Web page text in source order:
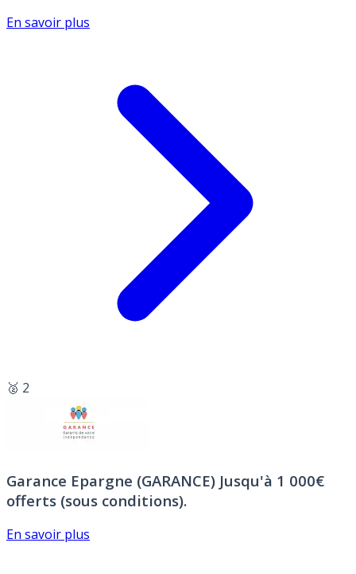
En savoir plus
🥈 2
Garance Epargne (GARANCE) Jusqu'à 1 000€
offerts (sous conditions).
En savoir plus